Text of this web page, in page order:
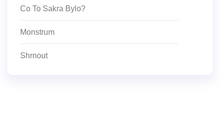
Co To Sakra Bylo?
Monstrum
Shrnout